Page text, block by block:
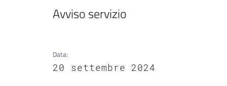
Avviso servizio
Data:
20 settembre 2024